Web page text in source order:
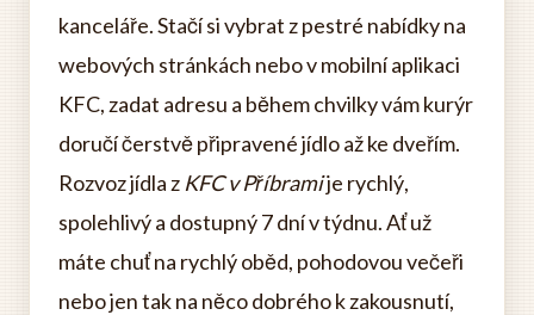
kanceláře. Stačí si vybrat z pestré nabídky na
webových stránkách nebo v mobilní aplikaci
KFC, zadat adresu a během chvilky vám kurýr
doručí čerstvě připravené jídlo až ke dveřím.
Rozvoz jídla z KFC v Příbramije rychlý,
spolehlivý a dostupný 7 dní v týdnu. Ať už
máte chuť na rychlý oběd, pohodovou večeři
nebo jen tak na něco dobrého k zakousnutí,